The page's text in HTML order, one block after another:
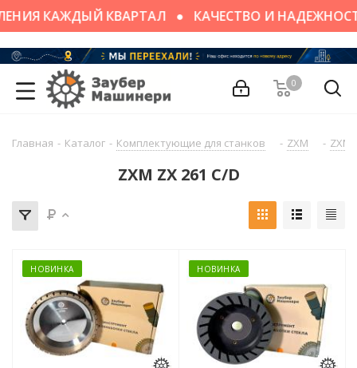
КАЖДЫЙ КВАРТАЛ КАЧЕСТВО И
0
Главная - Каталог - Комплектующие для станков - ZXM - ZXM
ZXM ZX 261 C/D
НОВИНКА НОВИНКА